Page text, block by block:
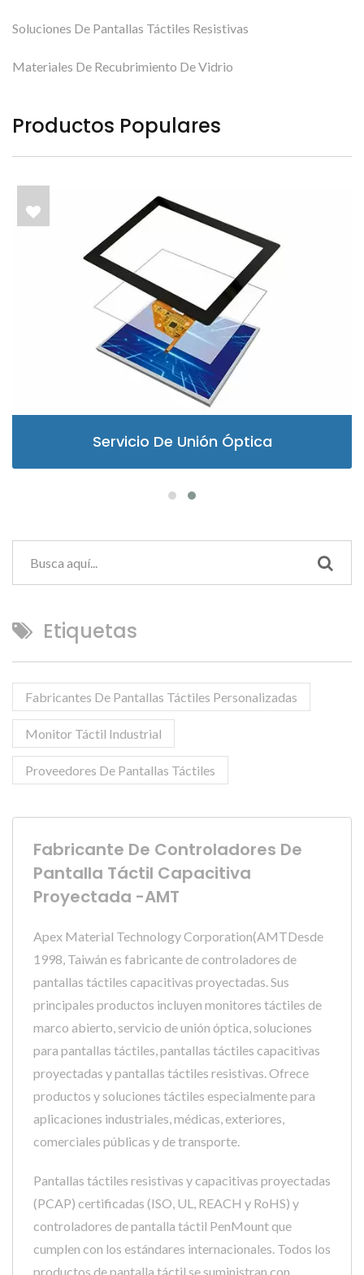
Soluciones De Pantallas Táctiles Resistivas
Materiales De Recubrimiento De Vidrio
Productos Populares
Servicio De Unión Óptica
Etiquetas
Fabricantes De Pantallas Táctiles Personalizadas
Monitor Táctil Industrial
Proveedores De Pantallas Táctiles
Fabricante De Controladores De
Pantalla Táctil Capacitiva
Proyectada -AMT
Apex Material Technology Corporation(AMTDesde
1998, Taiwán es fabricante de controladores de
pantallas táctiles capacitivas proyectadas. Sus
principales productos incluyen monitores táctiles de
marco abierto, servicio de unión óptica, soluciones
para pantallas táctiles, pantallas táctiles capacitivas
proyectadas y pantallas táctiles resistivas. Ofrece
productos y soluciones táctiles especialmente para
aplicaciones industriales, médicas, exteriores,
comerciales públicas y de transporte.
Pantallas táctiles resistivas y capacitivas proyectadas
(PCAP) certificadas (ISO, UL, REACH y RoHS) y
controladores de pantalla táctil PenMount que
cumplen con los estándares internacionales. Todos los
productos de pantalla táctil se suministran con